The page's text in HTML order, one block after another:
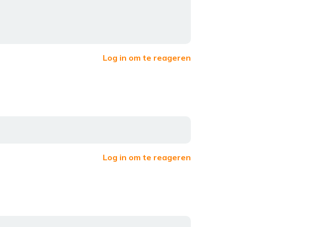
Log in om te reageren
Log in om te reageren